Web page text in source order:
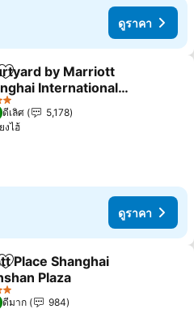
ดูราคา
เพิ่มในรายการโปรด
by Marriott
International
and Resorts
ดีเลิศ
5,178
งไฮ้
ดูราคา
เพิ่มในรายการโปรด
Place Shanghai
Plaza
ดีมาก
984